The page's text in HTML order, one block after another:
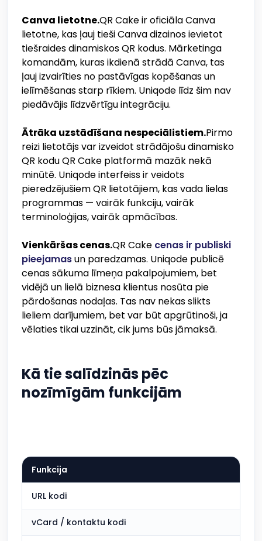
Canva lietotne.QR Cake ir oficiāla Canva
lietotne, kas ļauj tieši Canva dizainos ievietot
tiešraides dinamiskos QR kodus. Mārketinga
komandām, kuras ikdienā strādā Canva, tas
ļauj izvairīties no pastāvīgas kopēšanas un
ielīmēšanas starp rīkiem. Uniqode līdz šim nav
piedāvājis līdzvērtīgu integrāciju.
Ātrāka uzstādīšana nespeciālistiem.Pirmo
reizi lietotājs var izveidot strādājošu dinamisko
QR kodu QR Cake platformā mazāk nekā
minūtē. Uniqode interfeiss ir veidots
pieredzējušiem QR lietotājiem, kas vada lielas
programmas — vairāk funkciju, vairāk
terminoloģijas, vairāk apmācības.
Vienkāršas cenas.QR Cake cenas ir publiski
pieejamasun paredzamas. Uniqode publicē
cenas sākuma līmeņa pakalpojumiem, bet
vidējā un lielā biznesa klientus nosūta pie
pārdošanas nodaļas. Tas nav nekas slikts
lieliem darījumiem, bet var būt apgrūtinoši, ja
vēlaties tikai uzzināt, cik jums būs jāmaksā.
Kā tie salīdzinās pēc
nozīmīgām funkcijām
Funkcija
URL kodi
vCard / kontaktu kodi